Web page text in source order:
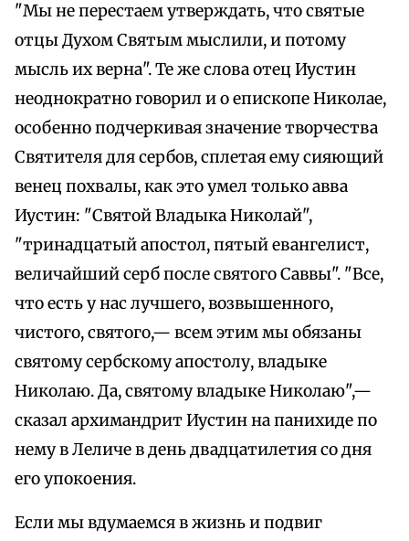
"Мы не перестаем утверждать, что святые
отцы Духом Святым мыслили, и потому
мысль их верна". Те же слова отец Иустин
неоднократно говорил и о епископе Николае,
особенно подчеркивая значение творчества
Святителя для сербов, сплетая ему сияющий
венец похвалы, как это умел только авва
Иустин: "Святой Владыка Николай",
"тринадцатый апостол, пятый евангелист,
величайший серб после святого Саввы". "Все,
что есть у нас лучшего, возвышенного,
чистого, святого,— всем этим мы обязаны
святому сербскому апостолу, владыке
Николаю. Да, святому владыке Николаю",—
сказал архимандрит Иустин на панихиде по
нему в Леличе в день двадцатилетия со дня
его упокоения.
Если мы вдумаемся в жизнь и подвиг